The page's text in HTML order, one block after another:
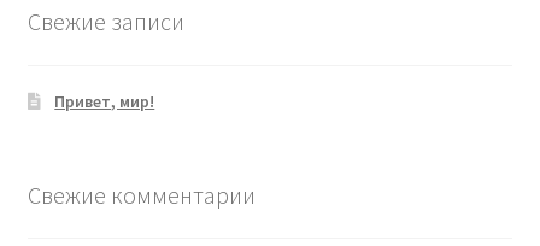
Свежие записи
Привет, мир!
Свежие комментарии